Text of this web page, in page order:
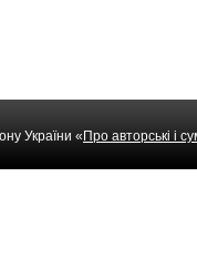
України « Про авторські і